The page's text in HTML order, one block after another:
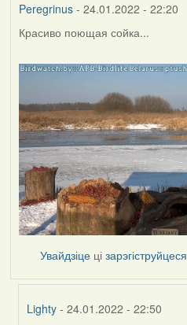
Peregrinus- 24.01.2022 - 22:20
Красиво поющая сойка...
Увайдзіце цізарэгіструйцеся
Lighty - 24.01.2022 - 22:50